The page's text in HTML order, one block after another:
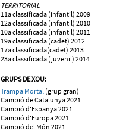
TERRITORIAL
11a classificada (infantil) 2009
12a classificada (infantil) 2010
10a classificada (infantil) 2011
19a classificada (cadet) 2012
17a classificada(cadet) 2013
23a classificada (juvenil) 2014
GRUPS DE XOU:
Trampa Mortal(grup gran)
Campió de Catalunya 2021
Campió d'Espanya 2021
Campió d'Europa 2021
Campió del Món 2021